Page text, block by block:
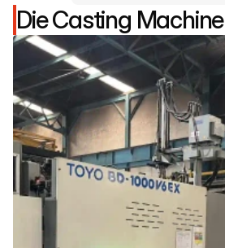
Die Casting Machine